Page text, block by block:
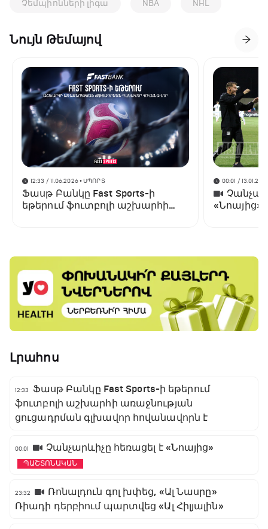
Չեմպիոնների լիգա NBA NHL
Նույն Թեմայով
12:33 / 11.06.2026• ՍՊՈՐՏ
Ֆասթ Բանկը Fast Sports-ի
եթերում ֆուտբոլի աշխարհի
00:01 /
«Նոայից»
Լրահոս
12:33
Ֆասթ Բանկը Fast Sports-ի եթերում
ֆուտբոլի աշխարհի առաջնության
ցուցադրման գլխավոր հովանավորն է
00:01 Չանչարևիչը հեռացել է «Նոայից»
ՊԱՇՏՈՆԱԿԱՆ
23:32
Ռոնալդուն գոլ խփեց, «Ալ Նասրը»
Ռիադի դերբիում պարտվեց «Ալ Հիլյալին»